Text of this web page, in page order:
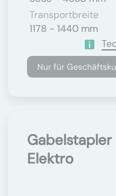
Transportbreite
1178 - 1440 mm
Nur für
Elektro